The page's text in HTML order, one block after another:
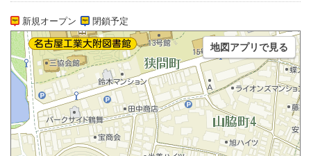
新規オープン 閉鎖予定
地図アプリで見る